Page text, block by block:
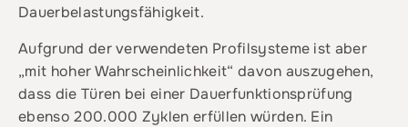
Dauerbelastungsfähigkeit.
Aufgrund der verwendeten Profilsysteme ist aber
„mit hoher Wahrscheinlichkeit“ davon auszugehen,
dass die Türen bei einer Dauerfunktionsprüfung
ebenso 200.000 Zyklen erfüllen würden. Ein